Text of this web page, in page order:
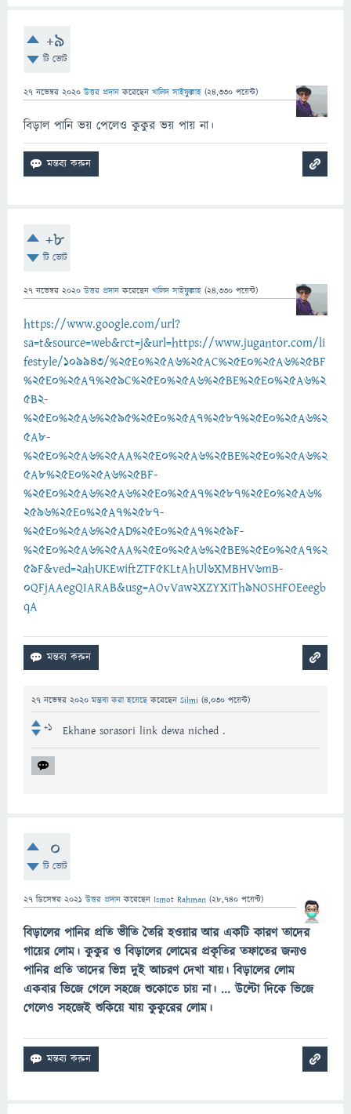
+9
টি ভোট
27 নভেম্বর 2020 উত্তর প্রদান করেছেন খালিদ সাইফুল্লাহ (24,330 পয়েন্ট)
বিড়াল পানি ভয় পেলেও কুকুর ভয় পায় না।
+8
টি ভোট
27 নভেম্বর 2020 উত্তর প্রদান করেছেন খালিদ সাইফুল্লাহ (24,330 পয়েন্ট)
https://www.google.com/url?
sa=t&source=web&rct=j&url=https://www.jugantor.com/li
festyle/109943/%25E0%25A6%25AC%25E0%25A6%25BF
%25E0%25A7%259C%25E0%25A6%25BE%25E0%25A6%2
5B2-
%25E0%25A6%2595%25E0%25A7%2587%25E0%25A6%2
5A8-
%25E0%25A6%25AA%25E0%25A6%25BE%25E0%25A6%2
5A8%25E0%25A6%25BF-
%25E0%25A6%25A6%25E0%25A7%2587%25E0%25A6%
2596%25E0%25A7%2587-
%25E0%25A6%25AD%25E0%25A7%259F-
%25E0%25A6%25AA%25E0%25A6%25BE%25E0%25A7%2
59F&ved=2ahUKEwiftZTF5KLtAhUl6XMBHV6mB-
0QFjAAegQIARAB&usg=AOvVaw2XZYXiTh9NOSHFOEeegb
qA
27 নভেম্বর 2020 মন্তব্য করা হয়েছেকরেছেন Silmi (4,030 পয়েন্ট)
+1 Ekhane sorasori link dewa niched .
0
টি ভোট
27 ডিসেম্বর 2021 উত্তর প্রদান করেছেন Ismot Rahman (28,740 পয়েন্ট)
বিড়ালের পানির প্রতি ভীতি তৈরি হওয়ার আর একটি কারণ তাদের
গায়ের লোম। কুকুর ও বিড়ালের লোমের প্রকৃতির তফাতের জন্যও
পানির প্রতি তাদের ভিন্ন দুই আচরণ দেখা যায়। বিড়ালের লোম
একবার ভিজে গেলে সহজে শুকোতে চায় না। ... উল্টো দিকে ভিজে
গেলেও সহজেই শুকিয়ে যায় কুকুরের লোম।